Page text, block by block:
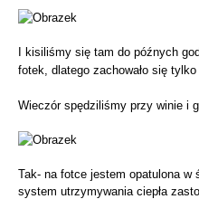
I kisiliśmy się tam do późnych
fotek, dlatego zachowało się
Wieczór spędziliśmy przy winie i
Tak- na fotce jestem opatulona w
system utrzymywania ciepła